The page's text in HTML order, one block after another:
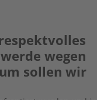
wegen
sollen wir